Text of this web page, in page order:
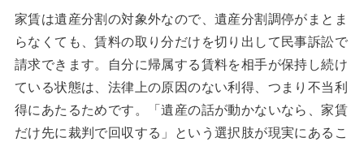
家賃は遺産分割の対象外なので、遺産分割調停がまとま
らなくても、賃料の取り分だけを切り出して民事訴訟で
請求できます。自分に帰属する賃料を相手が保持し続け
ている状態は、法律上の原因のない利得、つまり不当利
得にあたるためです。「遺産の話が動かないなら、家賃
だけ先に裁判で回収する」という選択肢が現実にあるこ